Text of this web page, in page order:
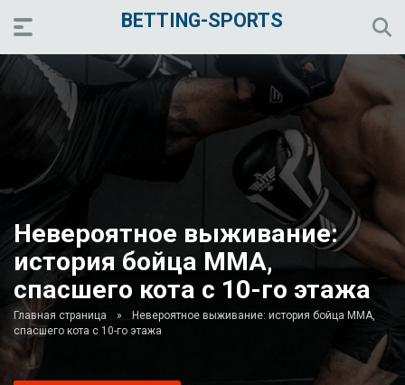
BETTING-SPORTS
Невероятное выживание:
история бойца MMA,
спасшего кота с 10-го этажа
Главная страница »
Невероятное выживание: история бойца MMA,
спасшего кота с 10-го этажа